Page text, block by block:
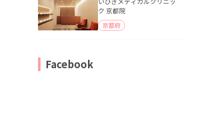
ク 京都院
京都府
Facebook